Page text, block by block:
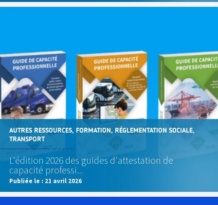
AUTRES RESSOURCES, FORMATION, RÉGLEMENTATION SOCIALE,
TRANSPORT
L'édition 2026 des guides d'attestation de
capacité professi...
Publiée le : 21 avril 2026